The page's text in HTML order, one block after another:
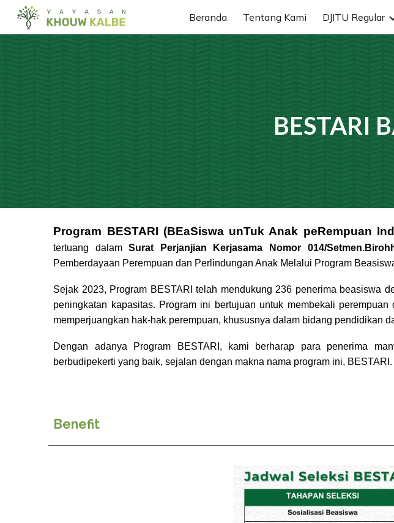
Skip to main content
Beranda Tentang Kami DJITU Regular
BESTARI
Program BESTARI (BEaSiswa unTuk Anak peRempuan
tertuang dalamSurat Perjanjian Kerjasama Nomor 014/
Pemberdayaan Perempuan dan Perlindungan Anak Melalui Program
Sejak 2023, Program BESTARI telah mendukung 236 penerima beasiswa
peningkatan kapasitas. Program ini bertujuan untuk membekali
memperjuangkan hak-hak perempuan, khususnya dalam bidang pendidikan
Dengan adanya Program BESTARI, kami berharap para penerima
berbudipekerti yang baik, sejalan dengan makna nama program ini, BESTARI.
Benefit